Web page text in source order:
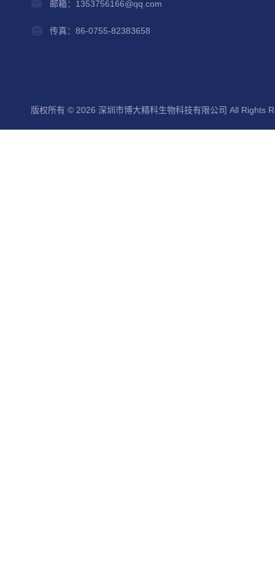
邮箱：1353756166@qq.com
传真：86-0755-82383658
版权所有 © 2026 深圳市博大精科生物科技有限公司 All Rights